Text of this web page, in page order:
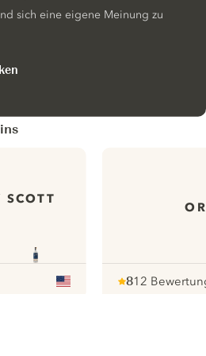
sich eine eigene Meinung zu
SCOTT
812